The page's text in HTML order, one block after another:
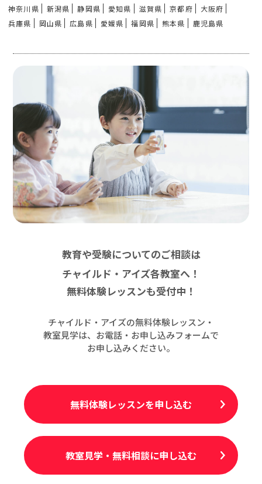
神奈川県
新潟県 静岡県 愛知県 滋賀県 京都府
大阪府
兵庫県
岡山県 広島県 愛媛県 福岡県 熊本県 鹿児島県
教育や受験についてのご相談は
チャイルド・アイズ各教室へ！
無料体験レッスンも受付中！
チャイルド・アイズの無料体験レッスン・
教室見学は、お電話・お申し込みフォームで
お申し込みください。
無料体験レッスンを申し込む
教室見学・無料相談に申し込む